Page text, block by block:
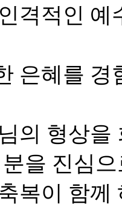
격적인
은혜를
의 형상
을 진심
복이 함께